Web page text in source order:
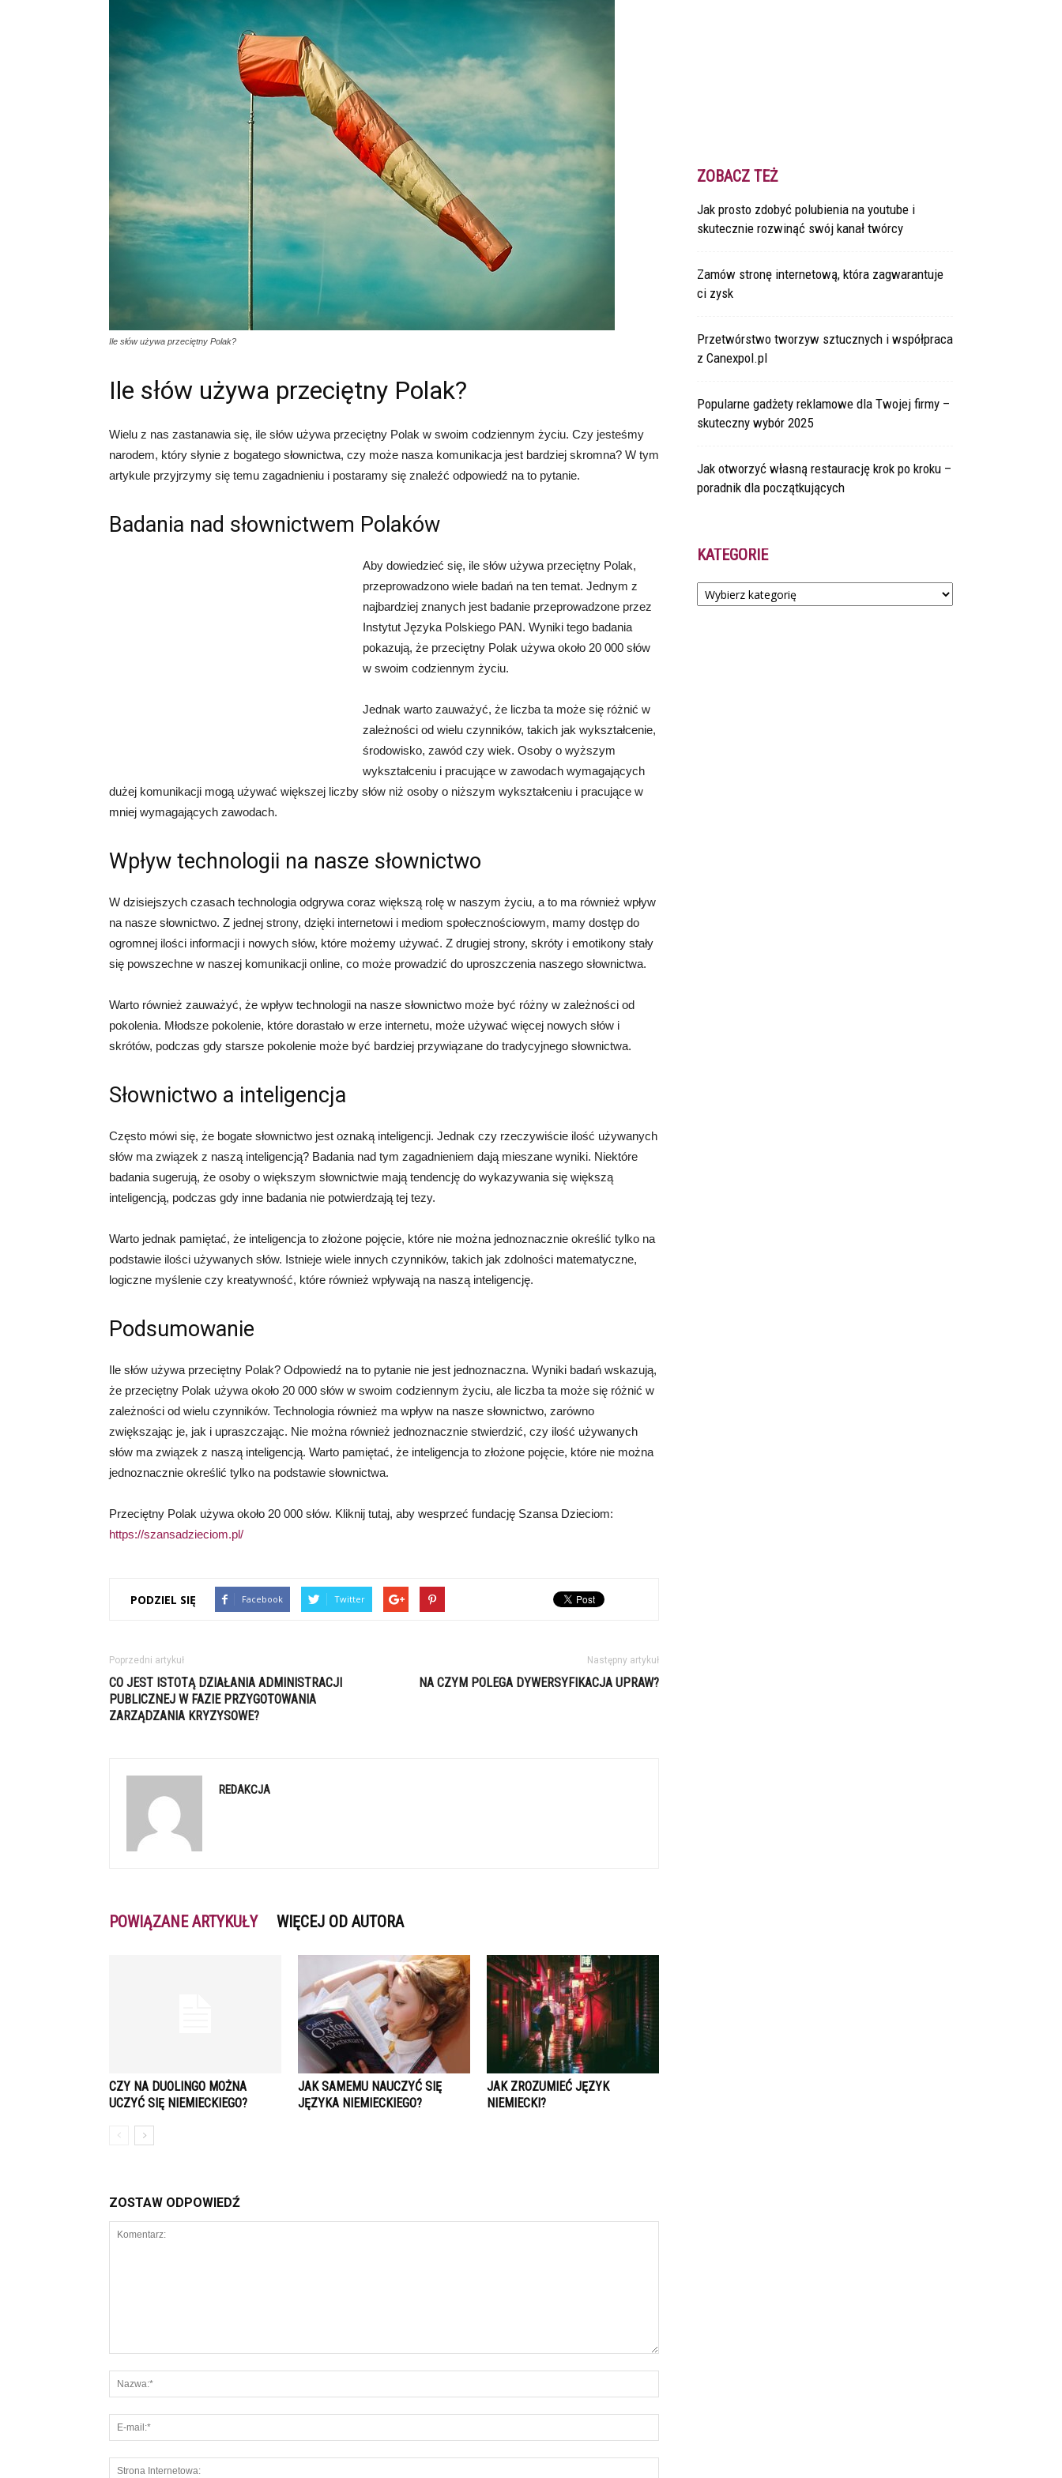
Ile słów używa przeciętny Polak?
Ile słów używa przeciętny Polak?
Wielu z nas zastanawia się, ile słów używa przeciętny Polak w swoim codziennym życiu. Czy jesteśmy
narodem, który słynie z bogatego słownictwa, czy może nasza komunikacja jest bardziej skromna? W tym
artykule przyjrzymy się temu zagadnieniu i postaramy się znaleźć odpowiedź na to pytanie.
Badania nad słownictwem Polaków
Aby dowiedzieć się, ile słów używa przeciętny Polak,
przeprowadzono wiele badań na ten temat. Jednym z
najbardziej znanych jest badanie przeprowadzone przez
Instytut Języka Polskiego PAN. Wyniki tego badania
pokazują, że przeciętny Polak używa około 20 000 słów
w swoim codziennym życiu.
Jednak warto zauważyć, że liczba ta może się różnić w
zależności od wielu czynników, takich jak wykształcenie,
środowisko, zawód czy wiek. Osoby o wyższym
wykształceniu i pracujące w zawodach wymagających
dużej komunikacji mogą używać większej liczby słów niż osoby o niższym wykształceniu i pracujące w
mniej wymagających zawodach.
Wpływ technologii na nasze słownictwo
W dzisiejszych czasach technologia odgrywa coraz większą rolę w naszym życiu, a to ma również wpływ
na nasze słownictwo. Z jednej strony, dzięki internetowi i mediom społecznościowym, mamy dostęp do
ogromnej ilości informacji i nowych słów, które możemy używać. Z drugiej strony, skróty i emotikony stały
się powszechne w naszej komunikacji online, co może prowadzić do uproszczenia naszego słownictwa.
Warto również zauważyć, że wpływ technologii na nasze słownictwo może być różny w zależności od
pokolenia. Młodsze pokolenie, które dorastało w erze internetu, może używać więcej nowych słów i
skrótów, podczas gdy starsze pokolenie może być bardziej przywiązane do tradycyjnego słownictwa.
Słownictwo a inteligencja
Często mówi się, że bogate słownictwo jest oznaką inteligencji. Jednak czy rzeczywiście ilość używanych
słów ma związek z naszą inteligencją? Badania nad tym zagadnieniem dają mieszane wyniki. Niektóre
badania sugerują, że osoby o większym słownictwie mają tendencję do wykazywania się większą
inteligencją, podczas gdy inne badania nie potwierdzają tej tezy.
Warto jednak pamiętać, że inteligencja to złożone pojęcie, które nie można jednoznacznie określić tylko na
podstawie ilości używanych słów. Istnieje wiele innych czynników, takich jak zdolności matematyczne,
logiczne myślenie czy kreatywność, które również wpływają na naszą inteligencję.
Podsumowanie
Ile słów używa przeciętny Polak? Odpowiedź na to pytanie nie jest jednoznaczna. Wyniki badań wskazują,
że przeciętny Polak używa około 20 000 słów w swoim codziennym życiu, ale liczba ta może się różnić w
zależności od wielu czynników. Technologia również ma wpływ na nasze słownictwo, zarówno
zwiększając je, jak i upraszczając. Nie można również jednoznacznie stwierdzić, czy ilość używanych
słów ma związek z naszą inteligencją. Warto pamiętać, że inteligencja to złożone pojęcie, które nie można
jednoznacznie określić tylko na podstawie słownictwa.
Przeciętny Polak używa około 20 000 słów. Kliknij tutaj, aby wesprzeć fundację Szansa Dzieciom:
https://szansadzieciom.pl/
PODZIEL SIĘ Facebook Twitter
Poprzedni artykuł
CO JEST ISTOTĄ DZIAŁANIA ADMINISTRACJI
PUBLICZNEJ W FAZIE PRZYGOTOWANIA
ZARZĄDZANIA KRYZYSOWE?
Następny artykuł
NA CZYM POLEGA DYWERSYFIKACJA UPRAW?
REDAKCJA
POWIĄZANE ARTYKUŁY WIĘCEJ OD AUTORA
CZY NA DUOLINGO MOŻNA
UCZYĆ SIĘ NIEMIECKIEGO?
JAK SAMEMU NAUCZYĆ SIĘ
JĘZYKA NIEMIECKIEGO?
JAK ZROZUMIEĆ JĘZYK
NIEMIECKI?
ZOSTAW ODPOWIEDŹ
ZOBACZ TEŻ
Jak prosto zdobyć polubienia na youtube i
skutecznie rozwinąć swój kanał twórcy
Zamów stronę internetową, która zagwarantuje
ci zysk
Przetwórstwo tworzyw sztucznych i współpraca
z Canexpol.pl
Popularne gadżety reklamowe dla Twojej firmy –
skuteczny wybór 2025
Jak otworzyć własną restaurację krok po kroku –
poradnik dla początkujących
KATEGORIE
Kategorie